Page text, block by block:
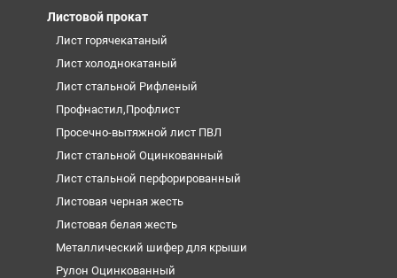
Листовой прокат
Лист горячекатаный
Лист холоднокатаный
Лист стальной Рифленый
Профнастил,Профлист
Просечно-вытяжной лист ПВЛ
Лист стальной Оцинкованный
Лист стальной перфорированный
Листовая черная жесть
Листовая белая жесть
Металлический шифер для крыши
Рулон Оцинкованный